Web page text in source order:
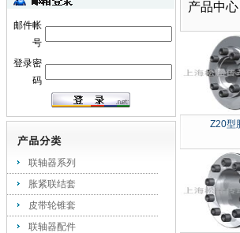
产品中心
Z20型
邮件帐
号
登录密
码
联轴器系列
胀紧联结套
皮带轮锥套
联轴器配件